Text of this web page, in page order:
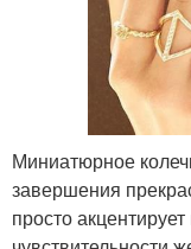
Миниатюрное
завершения
просто